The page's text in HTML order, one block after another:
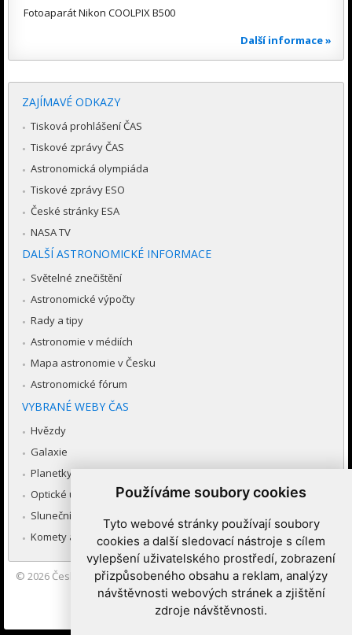
Používáme soubory cookies
Tyto webové stránky používají soubory
cookies a další sledovací nástroje s cílem
vylepšení uživatelského prostředí, zobrazení
přizpůsobeného obsahu a reklam, analýzy
návštěvnosti webových stránek a zjištění
zdroje návštěvnosti.
Fotoaparát Nikon COOLPIX B500
Další informace »
ZAJÍMAVÉ ODKAZY
Tisková prohlášení ČAS
Tiskové zprávy ČAS
Astronomická olympiáda
Tiskové zprávy ESO
České stránky ESA
NASA TV
DALŠÍ ASTRONOMICKÉ INFORMACE
Světelné znečištění
Astronomické výpočty
Rady a tipy
Astronomie v médiích
Mapa astronomie v Česku
Astronomické fórum
VYBRANÉ WEBY ČAS
Hvězdy
Galaxie
Planetky
Optické úkazy v atmosféře
Sluneční soustava
Komety a meteory
© 2026 Česká astronomická společnost|Hvězdárna a planetárium
Brno spolupracuje se serverem Astro.cz